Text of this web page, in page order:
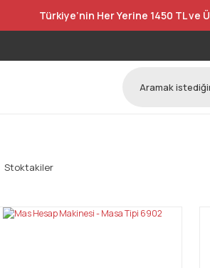
Türkiye’nin Her Yerine 1450 TL ve
Stoktakiler